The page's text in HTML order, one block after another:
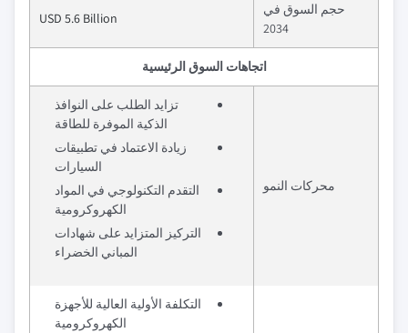
حجم السوق في
2034
USD 5.6 Billion
اتجاهات السوق الرئيسية
محركات النمو
تزايد الطلب على النوافذ
الذكية الموفرة للطاقة
زيادة الاعتماد في تطبيقات
السيارات
التقدم التكنولوجي في المواد
الكهروكرومية
التركيز المتزايد على شهادات
المباني الخضراء
التكلفة الأولية العالية للأجهزة
الكهروكرومية